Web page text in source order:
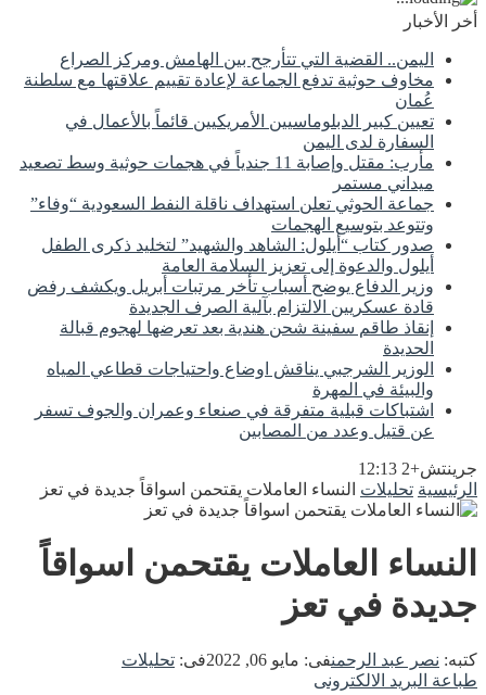
أخر الأخبار
اليمن.. القضية التي تتأرجح بين الهامش ومركز الصراع
مخاوف حوثية تدفع الجماعة لإعادة تقييم علاقتها مع سلطنة
عُمان
تعيين كبير الدبلوماسيين الأمريكيين قائماً بالأعمال في
السفارة لدى اليمن
مأرب: مقتل وإصابة 11 جندياً في هجمات حوثية وسط تصعيد
ميداني مستمر
جماعة الحوثي تعلن استهداف ناقلة النفط السعودية “وفاء”
وتتوعد بتوسيع الهجمات
صدور كتاب “أيلول: الشاهد والشهيد” لتخليد ذكرى الطفل
أيلول والدعوة إلى تعزيز السلامة العامة
وزير الدفاع يوضح أسباب تأخر مرتبات أبريل ويكشف رفض
قادة عسكريين الالتزام بآلية الصرف الجديدة
إنقاذ طاقم سفينة شحن هندية بعد تعرضها لهجوم قبالة
الحديدة
الوزير الشرجبي يناقش اوضاع واحتياجات قطاعي المياه
والبيئة في المهرة
اشتباكات قبلية متفرقة في صنعاء وعمران والجوف تسفر
عن قتيل وعدد من المصابين
جرينتش+2 12:13
الرئيسية تحليلات النساء العاملات يقتحمن اسواقاً جديدة في تعز
النساء العاملات يقتحمن اسواقاً
جديدة في تعز
كتبه: نصر عبد الرحمنفى: مايو 06, 2022 فى: تحليلات
طباعة البريد الالكترونى